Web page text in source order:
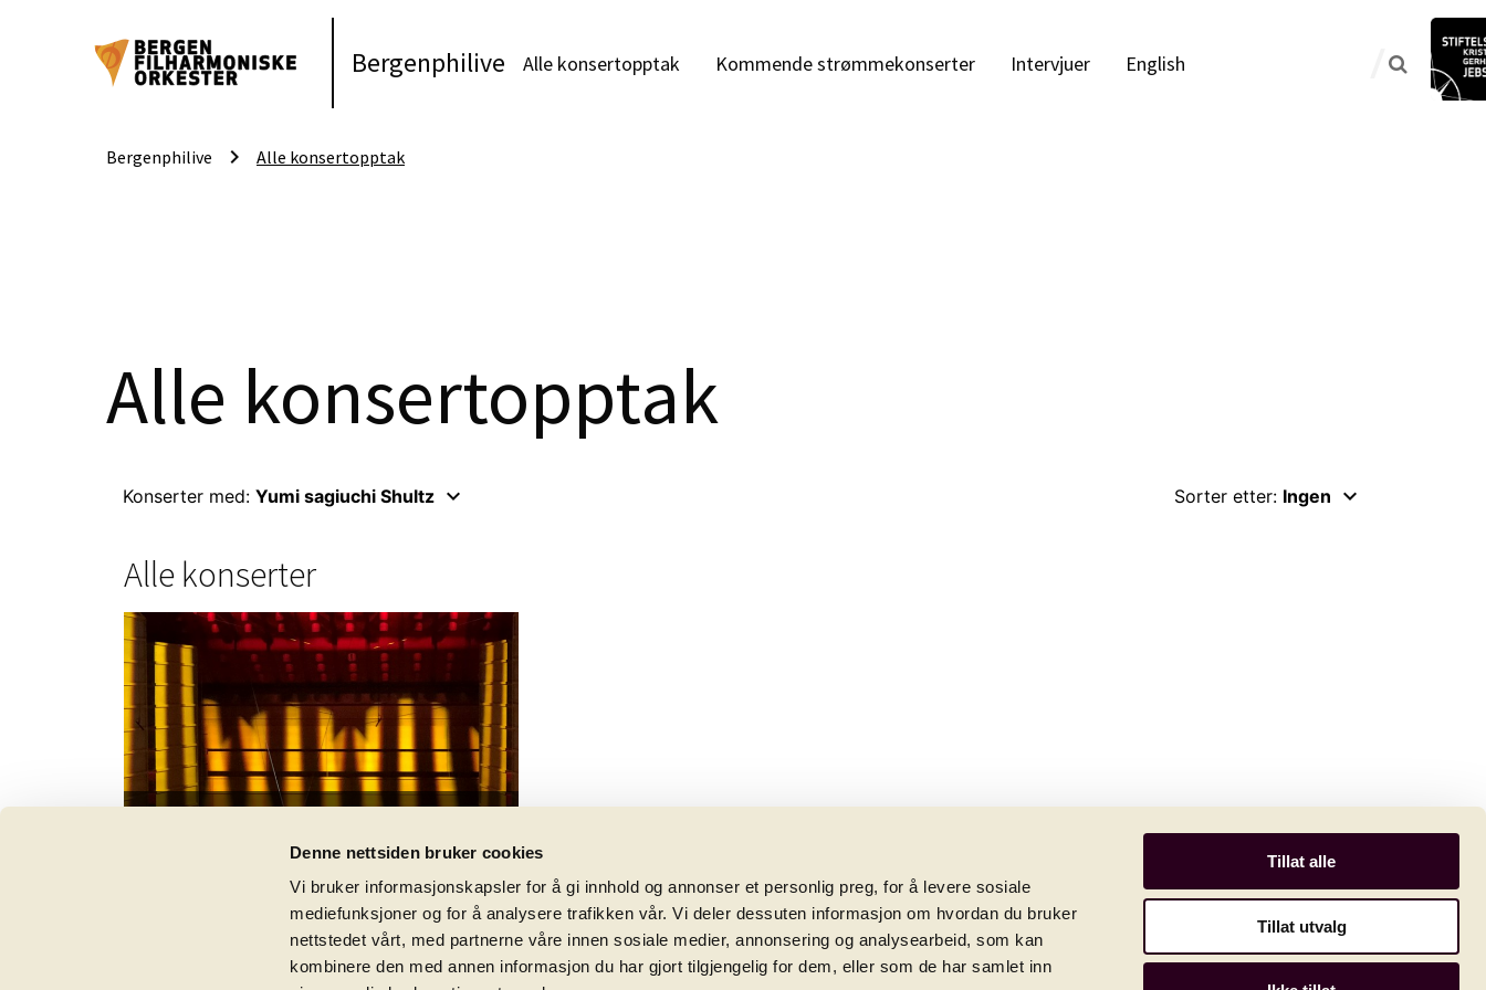
Denne nettsiden bruker cookies
Vi bruker informasjonskapsler for å gi innhold og annonser et personlig preg, for å levere sosiale
mediefunksjoner og for å analysere trafikken vår. Vi deler dessuten informasjon om hvordan du bruker
nettstedet vårt, med partnerne våre innen sosiale medier, annonsering og analysearbeid, som kan
kombinere den med annen informasjon du har gjort tilgjengelig for dem, eller som de har samlet inn
Tillat alle
Tillat utvalg
Bergenphilive Alle konsertopptak Kommende strømmekonserter Intervjuer English
Bergenphilive keyboard_arrow_right Alle konsertopptak
Alle konsertopptak
Konserter med: Yumi sagiuchi Shultz keyboard_arrow_down Sorter etter: Ingen keyboard_arrow_down
Alle konserter
Opptak fra 23. april 2020
play_circle_filled